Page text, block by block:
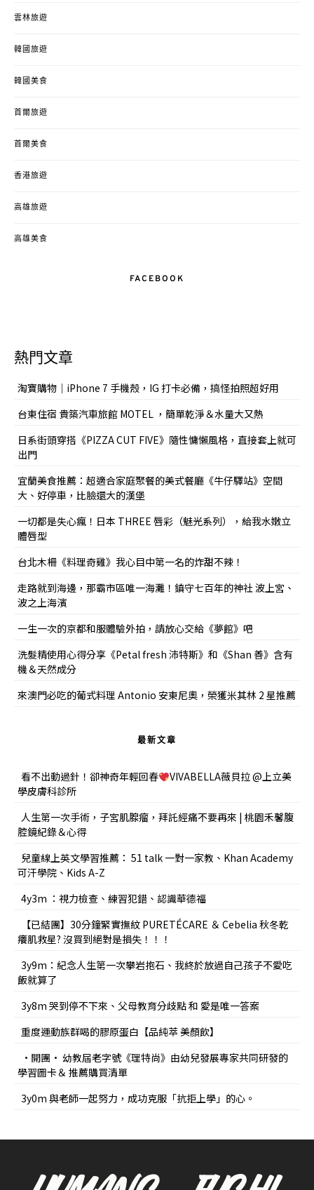
雲林旅遊
韓國旅遊
韓國美食
首爾旅遊
首爾美食
香港旅遊
高雄旅遊
高雄美食
FACEBOOK
熱門文章
淘寶購物｜iPhone 7 手機殼，IG 打卡必備，搞怪拍照超好用
台東住宿 貴築汽車旅館 MOTEL ，簡單乾淨＆水量大又熱
日系街頭穿搭《PIZZA CUT FIVE》隨性慵懶風格，直接套上就可
出門
宜蘭美食推薦：超適合家庭聚餐的美式餐廳《牛仔驛站》空間
大、好停車，比臉還大的漢堡
一切都是失心瘋！日本 THREE 唇彩（魅光系列），給我水嫩立
體唇型
台北木柵《料理奇雞》我心目中第一名的炸甜不辣！
走路就到海邊，那霸市區唯一海灘！鎮守七百年的神社 波上宮、
波之上海濱
一生一次的京都和服體驗外拍，請放心交給《夢館》吧
洗髮精使用心得分享《Petal fresh 沛特斯》和《Shan 善》含有
機＆天然成分
來澳門必吃的葡式料理 Antonio 安東尼奧，榮獲米其林 2 星推薦
最新文章
看不出動過針！卻神奇年輕回春
VIVABELLA薇貝拉 @上立美
學皮膚科診所
人生第一次手術，子宮肌腺瘤，拜託經痛不要再來 | 桃園禾馨腹
腔鏡紀錄＆心得
兒童線上英文學習推薦： 51 talk 一對一家教、Khan Academy
可汗學院、Kids A-Z
4y3m ：視力檢查、練習犯錯、認識華德福
【已結團】30分鐘緊實撫紋 PURETÉCARE ＆ Cebelia 秋冬乾
癢肌救星? 沒買到絕對是損失！！！
3y9m：紀念人生第一次攀岩抱石、我終於放過自己孩子不愛吃
飯就算了
3y8m 哭到停不下來、父母教育分歧點 和 愛是唯一答案
重度運動族群喝的膠原蛋白【品純萃 美顏飲】
•開團• 幼教屆老字號《理特尚》由幼兒發展專家共同研發的
學習圖卡＆ 推薦購買清單
3y0m 與老師一起努力，成功克服「抗拒上學」的心。